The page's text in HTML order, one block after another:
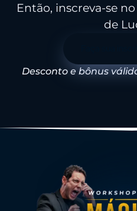
Então, inscreva-se
de
Desconto e bônus